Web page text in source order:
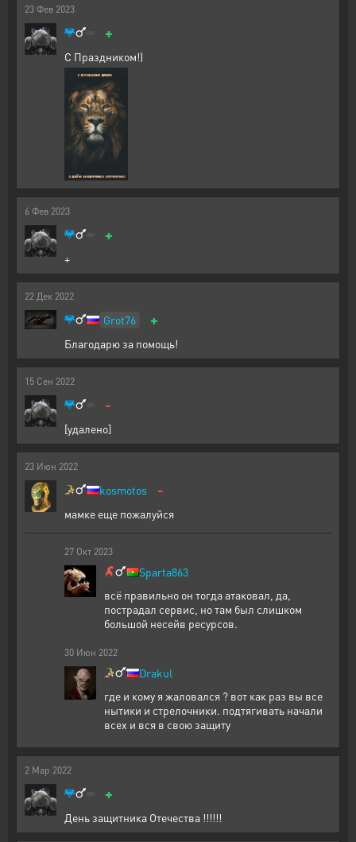
23 Фев 2023
+
С Праздником!)
6 Фев 2023
+
+
22 Дек 2022
Grot76 +
Благодарю за помощь!
15 Сен 2022
-
[удалено]
23 Июн 2022
kosmotos -
мамке еще пожалуйся
27 Окт 2023
Sparta863
всё правильно он тогда атаковал, да,
пострадал сервис, но там был слишком
большой несейв ресурсов.
30 Июн 2022
Drakul
где и кому я жаловался ? вот как раз вы все
нытики и стрелочники. подтягивать начали
всех и вся в свою защиту
2 Мар 2022
+
День защитника Отечества !!!!!!